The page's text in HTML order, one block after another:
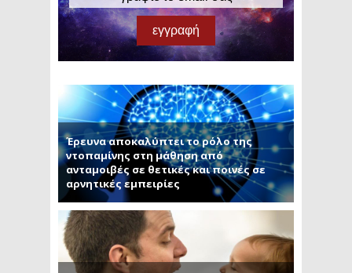
Έρευνα αποκαλύπτει το ρόλο της
ντοπαμίνης στη μάθηση από
ανταμοιβές σε θετικές και ποινές σε
αρνητικές εμπειρίες